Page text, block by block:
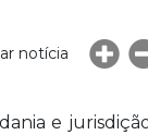
notícia
e